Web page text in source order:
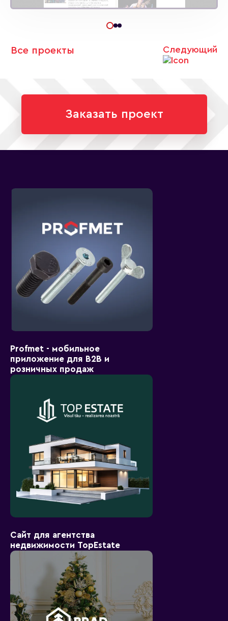
Все проекты Следующий
Заказать проект
Profmet - мобильное
приложение для B2B и
розничных продаж
Сайт для агентства
недвижимости TopEstate